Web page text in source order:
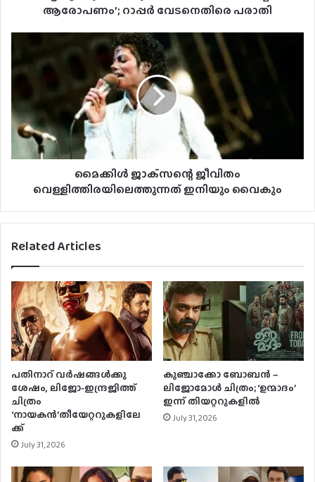
ആരോപണം’; റാപ്പര്‍ വേടനെതിരെ പരാതി
മൈക്കിള്‍ ജാക്‌സന്റെ ജീവിതം
വെള്ളിത്തിരയിലെത്തുന്നത് ഇനിയും വൈകും
Related Articles
പതിനാറ് വര്‍ഷങ്ങള്‍ക്കു
ശേഷം, ലിജോ-ഇന്ദ്രജിത്ത്
ചിത്രം
‘നായകന്‍’തീയേറ്ററുകളിലേ
ക്ക്
July 31, 2026
കുഞ്ചാക്കോ ബോബന്‍ –
ലിജോമോള്‍ ചിത്രം; ‘ഉന്മാദം’
ഇന്ന് തിയറ്ററുകളില്‍
July 31, 2026